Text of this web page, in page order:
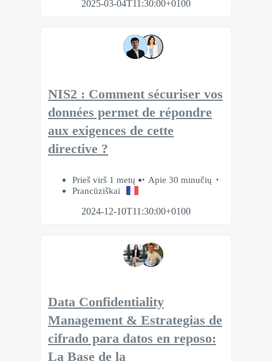
2025-03-04T11:30:00+0100
NIS2 : Comment sécuriser vos
données permet de répondre
aux exigences de cette
directive ?
Prieš virš 1 metų
Apie 30 minučių
Prancūziškai
2024-12-10T11:30:00+0100
Data Confidentiality
Management & Estrategias de
cifrado para datos en reposo:
La Base de la